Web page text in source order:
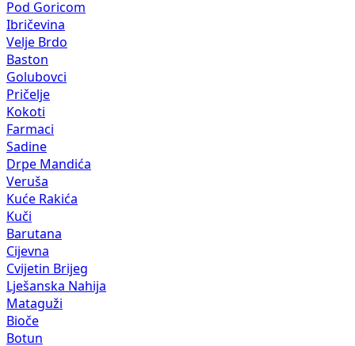
Pod Goricom
Ibričevina
Velje Brdo
Baston
Golubovci
Pričelje
Kokoti
Farmaci
Sadine
Drpe Mandića
Veruša
Kuće Rakića
Kuči
Barutana
Cijevna
Cvijetin Brijeg
Lješanska Nahija
Mataguži
Bioče
Botun